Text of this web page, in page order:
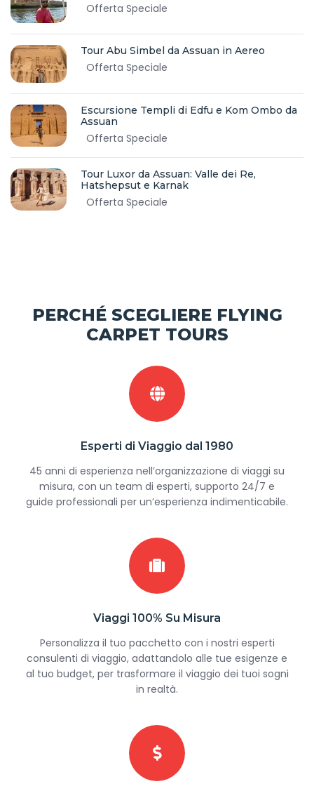
Offerta Speciale
Tour Abu Simbel da Assuan in Aereo
Offerta Speciale
Escursione Templi di Edfu e Kom Ombo da
Assuan
Offerta Speciale
Tour Luxor da Assuan: Valle dei Re,
Hatshepsut e Karnak
Offerta Speciale
PERCHÉ SCEGLIERE FLYING
CARPET TOURS
Esperti di Viaggio dal 1980
45 anni di esperienza nell’organizzazione di viaggi su
misura, con un team di esperti, supporto 24/7 e
guide professionali per un’esperienza indimenticabile.
Viaggi 100% Su Misura
Personalizza il tuo pacchetto con i nostri esperti
consulenti di viaggio, adattandolo alle tue esigenze e
al tuo budget, per trasformare il viaggio dei tuoi sogni
in realtà.